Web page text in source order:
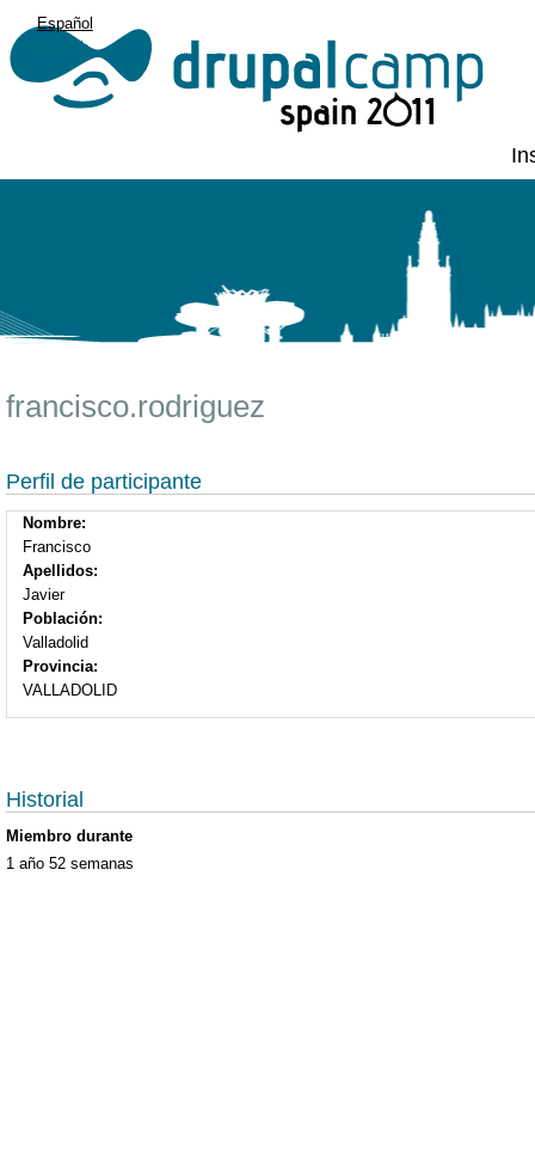
Español
English
francisco.rodriguez
Perfil de participante
Nombre:
Francisco
Apellidos:
Javier
Población:
Valladolid
Provincia:
VALLADOLID
Historial
Miembro durante
1 año 52 semanas